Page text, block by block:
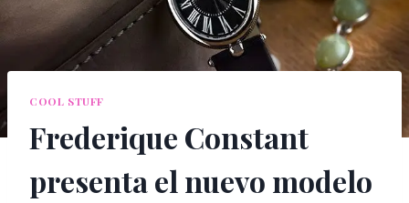
COOL STUFF
Frederique Constant
presenta el nuevo modelo